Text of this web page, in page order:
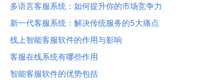
多语言客服系统：如何提升你的市场竞争力
新一代客服系统：解决传统服务的5大痛点
线上智能客服软件的作用与影响
客服在线系统有哪些作用
智能客服软件的优势包括